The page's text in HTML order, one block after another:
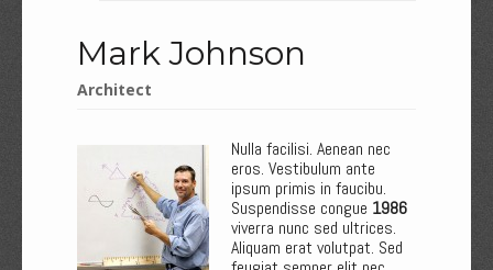
Mark Johnson
Architect
Nulla facilisi. Aenean nec
eros. Vestibulum ante
ipsum primis in faucibu.
Suspendisse congue 1986
viverra nunc sed ultrices.
Aliquam erat volutpat. Sed